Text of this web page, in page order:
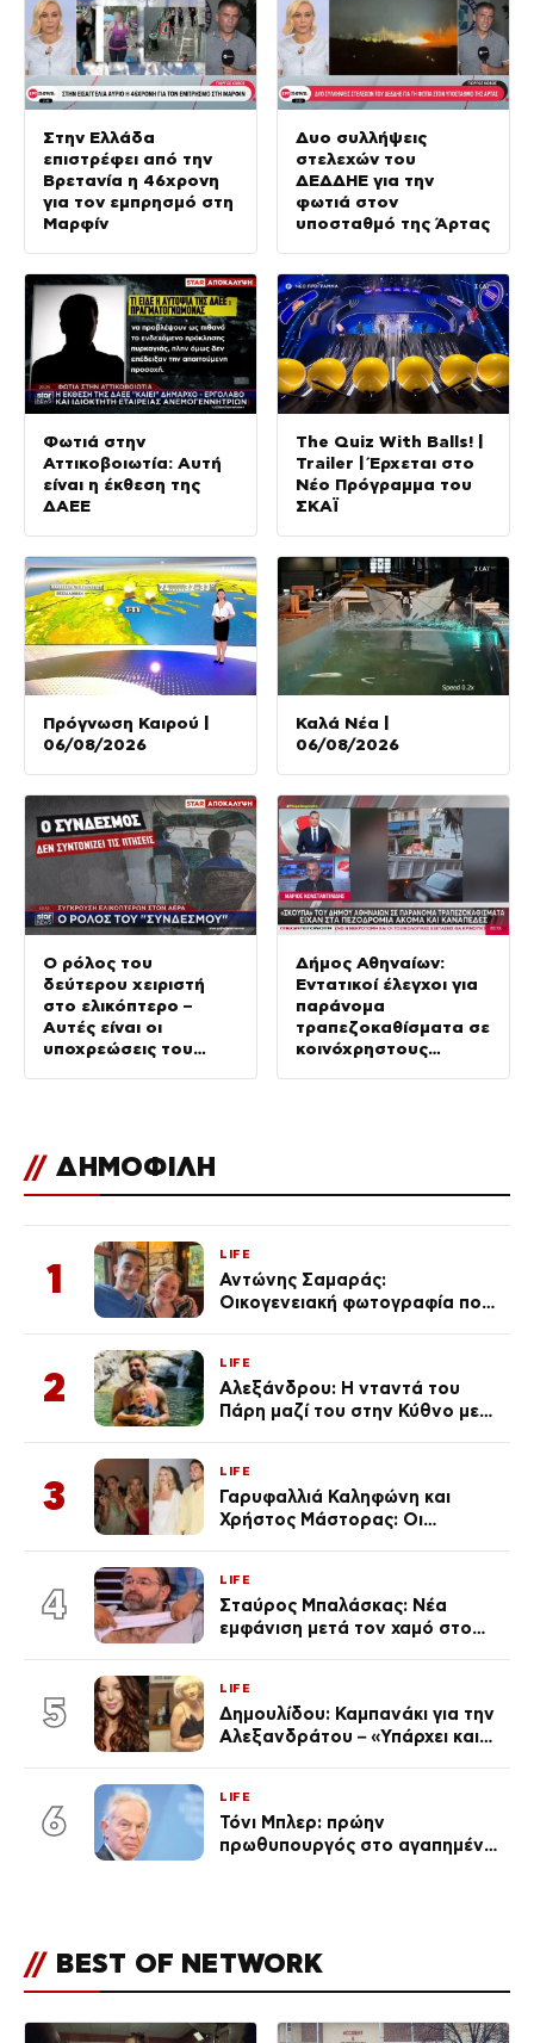
Στην Ελλάδα
επιστρέφει από την
Βρετανία η 46χρονη
για τον εμπρησμό στη
Μαρφίν
Δυο συλλήψεις
στελεχών του
ΔΕΔΔΗΕ για την
φωτιά στον
υποσταθμό της Άρτας
Φωτιά στην
Αττικοβοιωτία: Αυτή
είναι η έκθεση της
ΔΑΕΕ
The Quiz With Balls! |
Trailer | Έρχεται στο
Νέο Πρόγραμμα του
ΣΚΑΪ
Πρόγνωση Καιρού |
06/08/2026
Καλά Νέα |
06/08/2026
Ο ρόλος του
δεύτερου χειριστή
στο ελικόπτερο –
Αυτές είναι οι
υποχρεώσεις του
Δήμος Αθηναίων:
Εντατικοί έλεγχοι για
παράνομα
τραπεζοκαθίσματα σε
κοινόχρηστους
// ΔΗΜΟΦΙΛΗ
1
LIFE
Αντώνης Σαμαράς:
Οικογενειακή φωτογραφία που
Λένας
2
LIFE
Αλεξάνδρου: Η νταντά του
Πάρη μαζί του στην Κύθνο με
3
LIFE
Γαρυφαλλιά Καληφώνη και
Χρήστος Μάστορας: Οι
απαρατήρητη
4
LIFE
Σταύρος Μπαλάσκας: Νέα
εμφάνιση μετά τον χαμό στο
5
LIFE
Δημουλίδου: Καμπανάκι για την
Αλεξανδράτου – «Υπάρχει και
6
LIFE
Τόνι Μπλερ: πρώην
πρωθυπουργός στο αγαπημένο
// BEST OF NETWORK